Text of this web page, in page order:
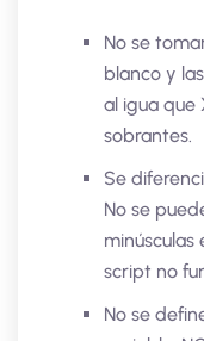
No se
blanco y
al igua que
sobrantes.
Se
No se
minúsculas
script no
No se